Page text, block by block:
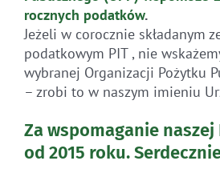
rocznych podatków.
Jeżeli w corocznie składanym
podatkowym PIT , nie
wybranej Organizacji Pożytku
– zrobi to w naszym imieniu
Za wspomaganie
od 2015 roku.